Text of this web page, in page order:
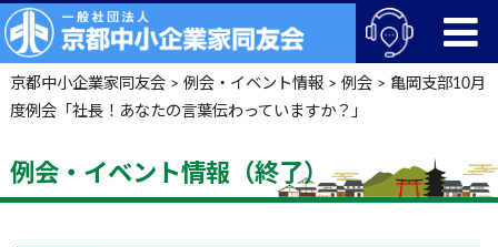
京都中小企業家同友会> 例会・イベント情報> 例会> 亀岡支部10月
度例会「社長！あなたの言葉伝わっていますか？」
例会・イベント情報（終了）